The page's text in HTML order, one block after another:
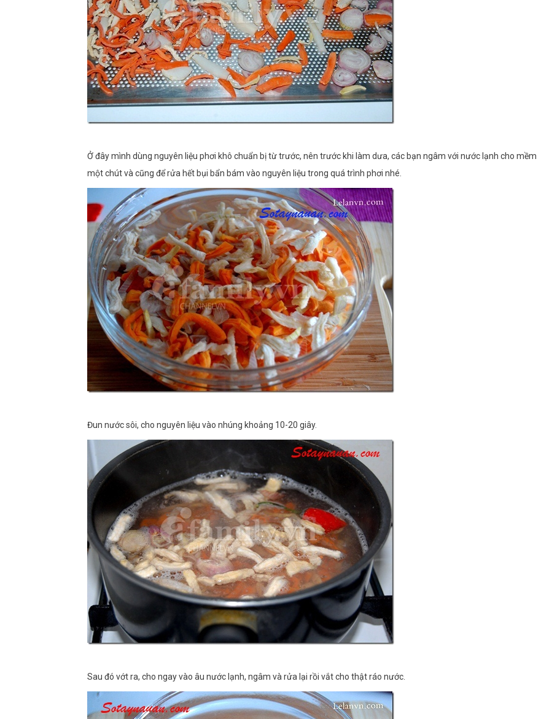
Ở đây mình dùng nguyên liệu phơi khô chuẩn bị từ trước, nên trước khi làm dưa, các bạn ngâm với nước lạnh cho mềm
một chút và cũng để rửa hết bụi bẩn bám vào nguyên liệu trong quá trình phơi nhé.
Đun nước sôi, cho nguyên liệu vào nhúng khoảng 10-20 giây.
Sau đó vớt ra, cho ngay vào âu nước lạnh, ngâm và rửa lại rồi vắt cho thật ráo nước.